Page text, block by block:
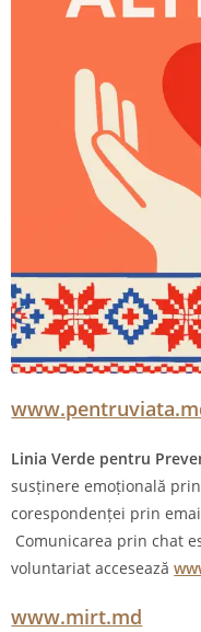
Linia Verde pentru
susținere emoțională
corespondenței prin
Comunicarea prin chat
voluntariat accesează
www.mirt.md